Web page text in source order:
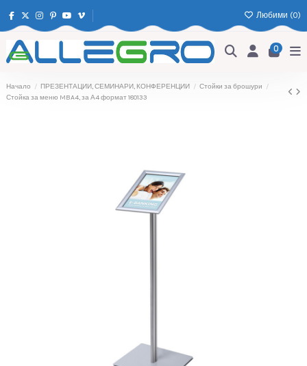
Любими (0)
0
Начало ПРЕЗЕНТАЦИИ, СЕМИНАРИ, КОНФЕРЕНЦИИ
Стойки за брошури
Стойка за меню MBA4, за А4 формат 180133